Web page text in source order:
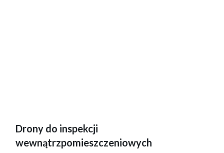
Drony do inspekcji
wewnątrzpomieszczeniowych